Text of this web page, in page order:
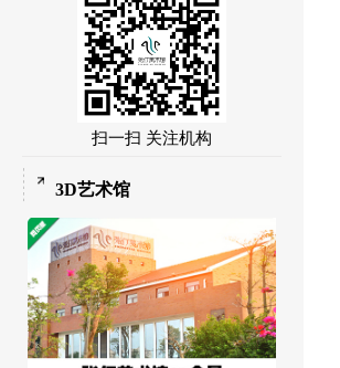
扫一扫 关注机构
3D艺术馆